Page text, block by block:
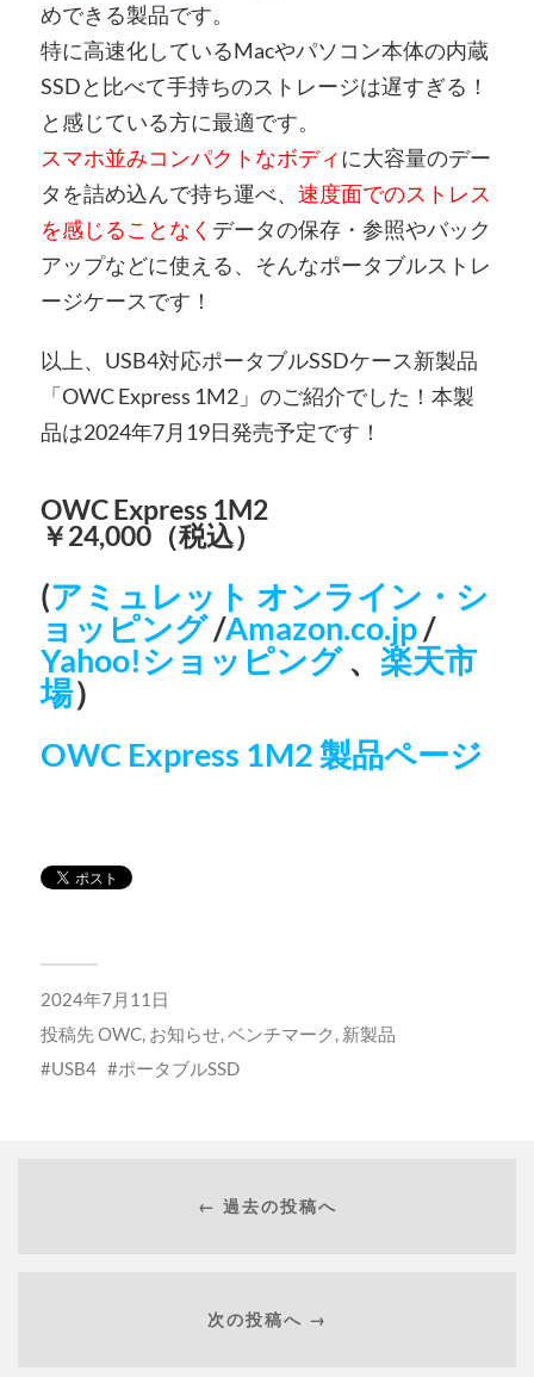
めできる製品です。
特に高速化しているMacやパソコン本体の内蔵
SSDと比べて手持ちのストレージは遅すぎる！
と感じている方に最適です。
スマホ並みコンパクトなボディに大容量のデー
タを詰め込んで持ち運べ、 速度面でのストレス
を感じることなく データの保存・参照やバック
アップなどに使える、そんなポータブルストレ
ージケースです！
以上、USB4対応ポータブルSSDケース新製品
「OWC Express 1M2」のご紹介でした！本製
品は2024年7月19日発売予定です！
OWC Express 1M2
￥24,000（税込）
(アミュレット オンライン・シ
ョッピング/Amazon.co.jp/
Yahoo!ショッピング、 楽天市
場）
OWC Express 1M2 製品ページ
2024年7月11日
投稿先OWC, お知らせ,ベンチマーク , 新製品
USB4
ポータブルSSD
← 過去の投稿へ
次の投稿へ →